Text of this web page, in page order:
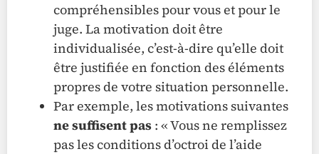
compréhensibles pour vous et pour le
juge. La motivation doit être
individualisée, c’est-à-dire qu’elle doit
être justifiée en fonction des éléments
propres de votre situation personnelle.
Par exemple, les motivations suivantes
ne suffisent pas : « Vous ne remplissez
pas les conditions d’octroi de l’aide